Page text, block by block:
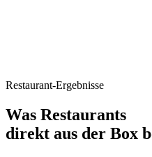
Restaurant-Ergebnisse
Was Restaurants
direkt aus der Box